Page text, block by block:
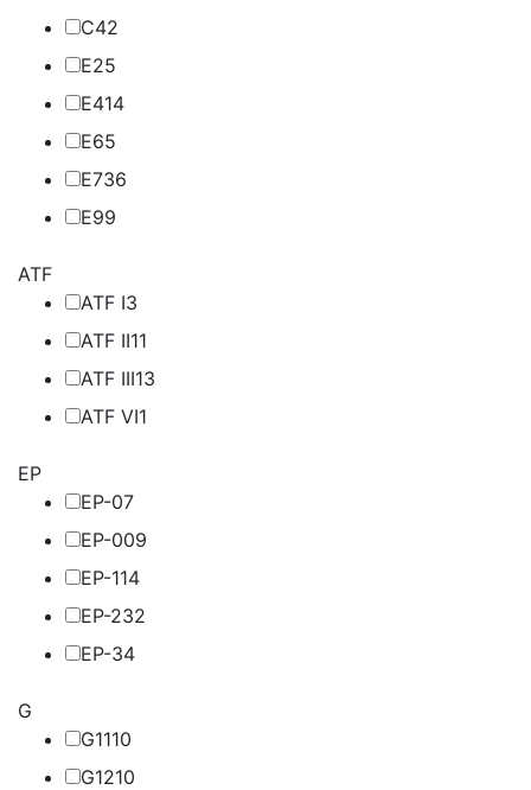
C42
E25
E414
E65
E736
E99
ATF
ATF I3
ATF II11
ATF III13
ATF VI1
EP
EP-07
EP-009
EP-114
EP-232
EP-34
G
G1110
G1210